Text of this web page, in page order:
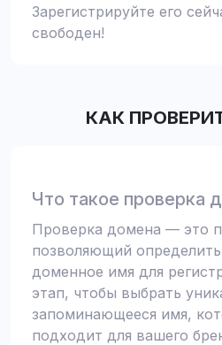
Зарегистрируйте его
свободен!
КАК
Что такое проверка
Проверка домена — это
позволяющий
доменное имя для
этап, чтобы выбрать
запоминающееся имя,
подходит для вашего